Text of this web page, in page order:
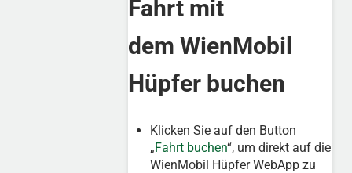
Fahrt mit
dem WienMobil
Hüpfer buchen
Klicken Sie auf den Button
„Fahrt buchen“, um direkt auf die
WienMobil Hüpfer WebApp zu